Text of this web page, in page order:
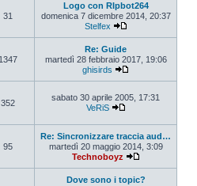
31
Logo con RIpbot264
domenica 7 dicembre 2014, 20:37
Stelfex
1347
Re: Guide
martedì 28 febbraio 2017, 19:06
ghisirds
352
sabato 30 aprile 2005, 17:31
VeRiS
95
Re: Sincronizzare traccia aud…
martedì 20 maggio 2014, 3:09
Technoboyz
Dove sono i topic?